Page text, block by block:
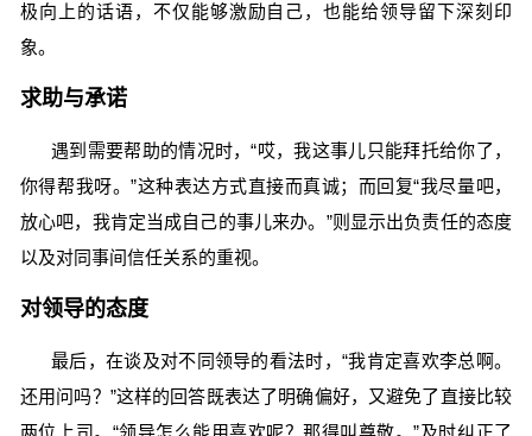
极向上的话语，不仅能够激励自己，也能给领导留下深刻印
象。
求助与承诺
遇到需要帮助的情况时，“哎，我这事儿只能拜托给你了，
你得帮我呀。”这种表达方式直接而真诚；而回复“我尽量吧，
放心吧，我肯定当成自己的事儿来办。”则显示出负责任的态度
以及对同事间信任关系的重视。
对领导的态度
最后，在谈及对不同领导的看法时，“我肯定喜欢李总啊。
还用问吗？”这样的回答既表达了明确偏好，又避免了直接比较
两位上司。“领导怎么能用喜欢呢？那得叫尊敬。”及时纠正了